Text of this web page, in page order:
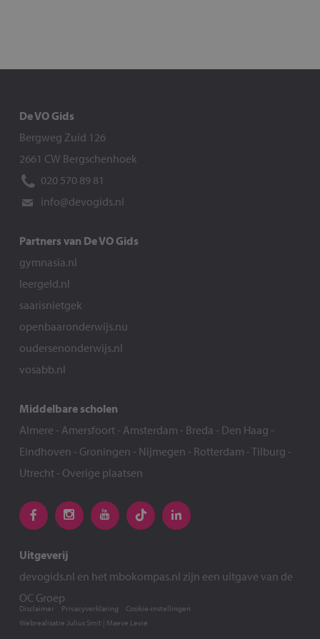
De VO Gids
Bergweg Zuid 126
2661 CW Bergschenhoek
020 570 89 81
info@devogids.nl
Partners van De VO Gids
gymnasia.nl
leergeld.nl
saarisnietgek
openbaaronderwijs.nu
oudersenonderwijs.nl
vosabb.nl
Middelbare scholen
Almere - Amersfoort- Amsterdam - Breda - Den Haag -
Eindhoven - Groningen - Nijmegen - Rotterdam -Tilburg -
Utrecht- Overige plaatsen
Uitgeverij
devogids.nl en het mbokompas.nl zijn een uitgave van de
OC Groep
Webrealisatie Julius Smit | Maeve Levie
Disclaimer Privacyverklaring Cookie-instellingen